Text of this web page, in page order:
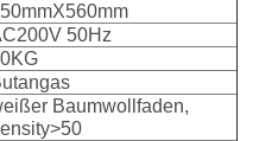
50Hz
Baumwollfaden,